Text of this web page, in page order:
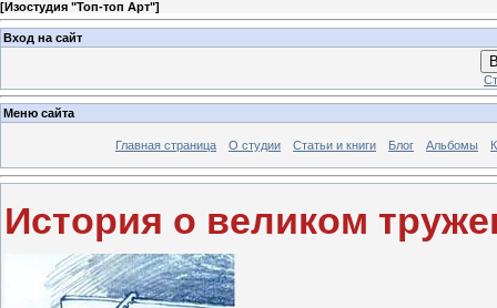
[Изостудия "Топ-топ Арт"]
Вход на сайт
Меню сайта
Главная страница О студии Статьи и книги Блог Альбомы
История о великом